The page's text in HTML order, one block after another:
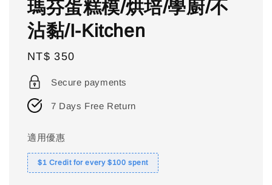
瑪芬蛋糕模/烘培/學廚/不
沾黏/I-Kitchen
Regular
price
NT$ 350
Secure payments
7 Days Free Return
適用優惠
$1 Credit for every $100 spent